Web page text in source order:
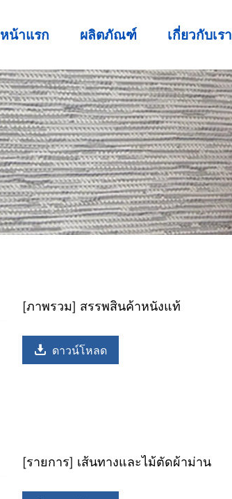
หน้าแรก ผลิตภัณฑ์ เกี่ยวกับเรา
[ภาพรวม] สรรพสินค้าหนังแท้
ดาวน์โหลด
[รายการ] เส้นทางและไม้ตัดผ้าม่าน